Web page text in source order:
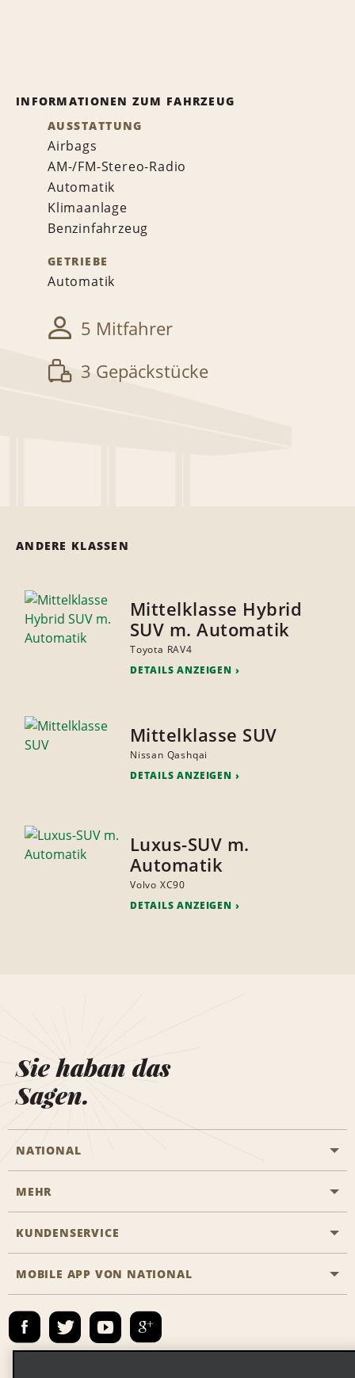
INFORMATIONEN ZUM FAHRZEUG
AUSSTATTUNG
Airbags
AM-/FM-Stereo-Radio
Automatik
Klimaanlage
Benzinfahrzeug
GETRIEBE
Automatik
5 Mitfahrer
3 Gepäckstücke
ANDERE KLASSEN
Mittelklasse Hybrid
SUV m. Automatik
Toyota RAV4
DETAILS ANZEIGEN
Mittelklasse SUV
Nissan Qashqai
DETAILS ANZEIGEN
Luxus-SUV m.
Automatik
Volvo XC90
DETAILS ANZEIGEN
Sie haban das
Sagen.
NATIONAL
Eine Reservierung vornehmen
Das Business Rental Programm
Emerald Club Anmelden
MEHR
Karriere
KUNDENSERVICE
Barrierefreiheit
Kontakt
E-Mail anmelden
MOBILE APP VON NATIONAL